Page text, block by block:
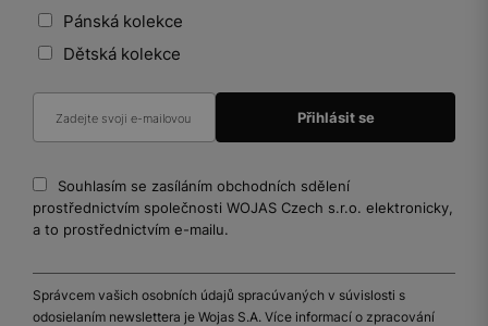
Pánská kolekce
Dětská kolekce
Souhlasím se zasíláním obchodních sdělení
prostřednictvím společnosti WOJAS Czech s.r.o. elektronicky,
a to prostřednictvím e-mailu.
Správcem vašich osobních údajů spracúvaných v súvislosti s
odosielaním newslettera je Wojas S.A. Více informací o zpracování